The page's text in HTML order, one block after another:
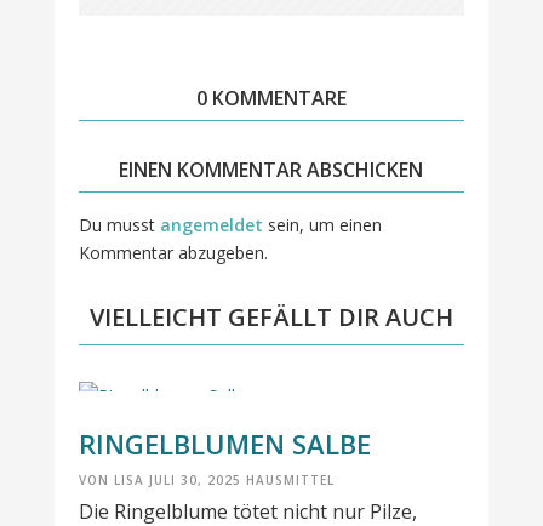
0 KOMMENTARE
EINEN KOMMENTAR ABSCHICKEN
Du musst angemeldet sein, um einen
Kommentar abzugeben.
VIELLEICHT GEFÄLLT DIR AUCH
RINGELBLUMEN SALBE
VON LISA JULI 30, 2025 HAUSMITTEL
Die Ringelblume tötet nicht nur Pilze,